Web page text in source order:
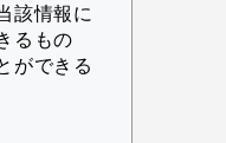
該情報に
るもの
ができる